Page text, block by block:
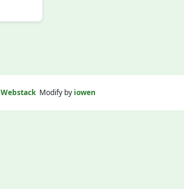
WebstackModify by iowen